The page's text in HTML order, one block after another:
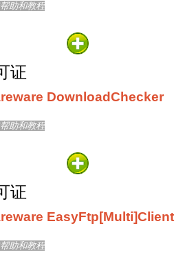
助和教程
证
DownloadChecker
助和教程
证
EasyFtp[Multi]Client
助和教程